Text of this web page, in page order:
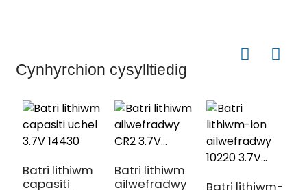
Cynhyrchion cysylltiedig
Batri lithiwm
capasiti
Batri lithiwm
ailwefradwy
Batri lithiwm-